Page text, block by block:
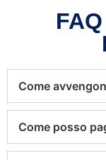
Come
Come posso